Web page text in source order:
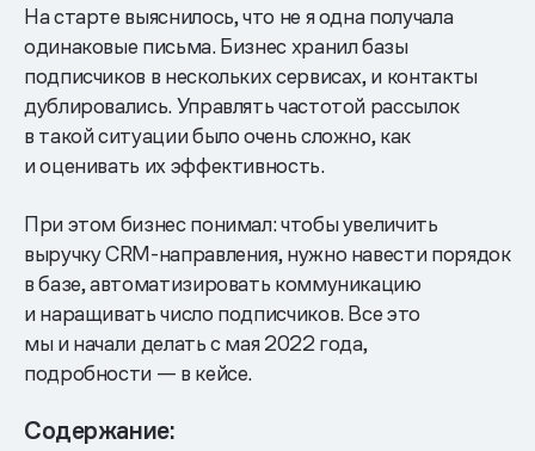
На старте выяснилось, что не я одна получала
одинаковые письма. Бизнес хранил базы
подписчиков в нескольких сервисах, и контакты
дублировались. Управлять частотой рассылок
в такой ситуации было очень сложно, как
и оценивать их эффективность.
При этом бизнес понимал: чтобы увеличить
выручку CRM-направления, нужно навести порядок
в базе, автоматизировать коммуникацию
и наращивать число подписчиков. Все это
мы и начали делать с мая 2022 года,
подробности — в кейсе.
Содержание: